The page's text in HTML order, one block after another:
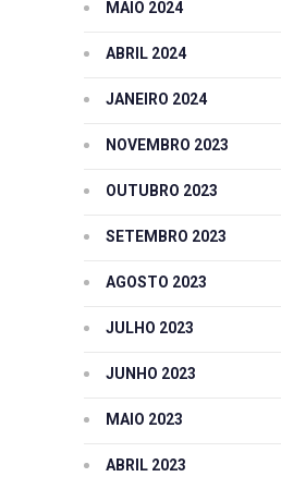
MAIO 2024
ABRIL 2024
JANEIRO 2024
NOVEMBRO 2023
OUTUBRO 2023
SETEMBRO 2023
AGOSTO 2023
JULHO 2023
JUNHO 2023
MAIO 2023
ABRIL 2023